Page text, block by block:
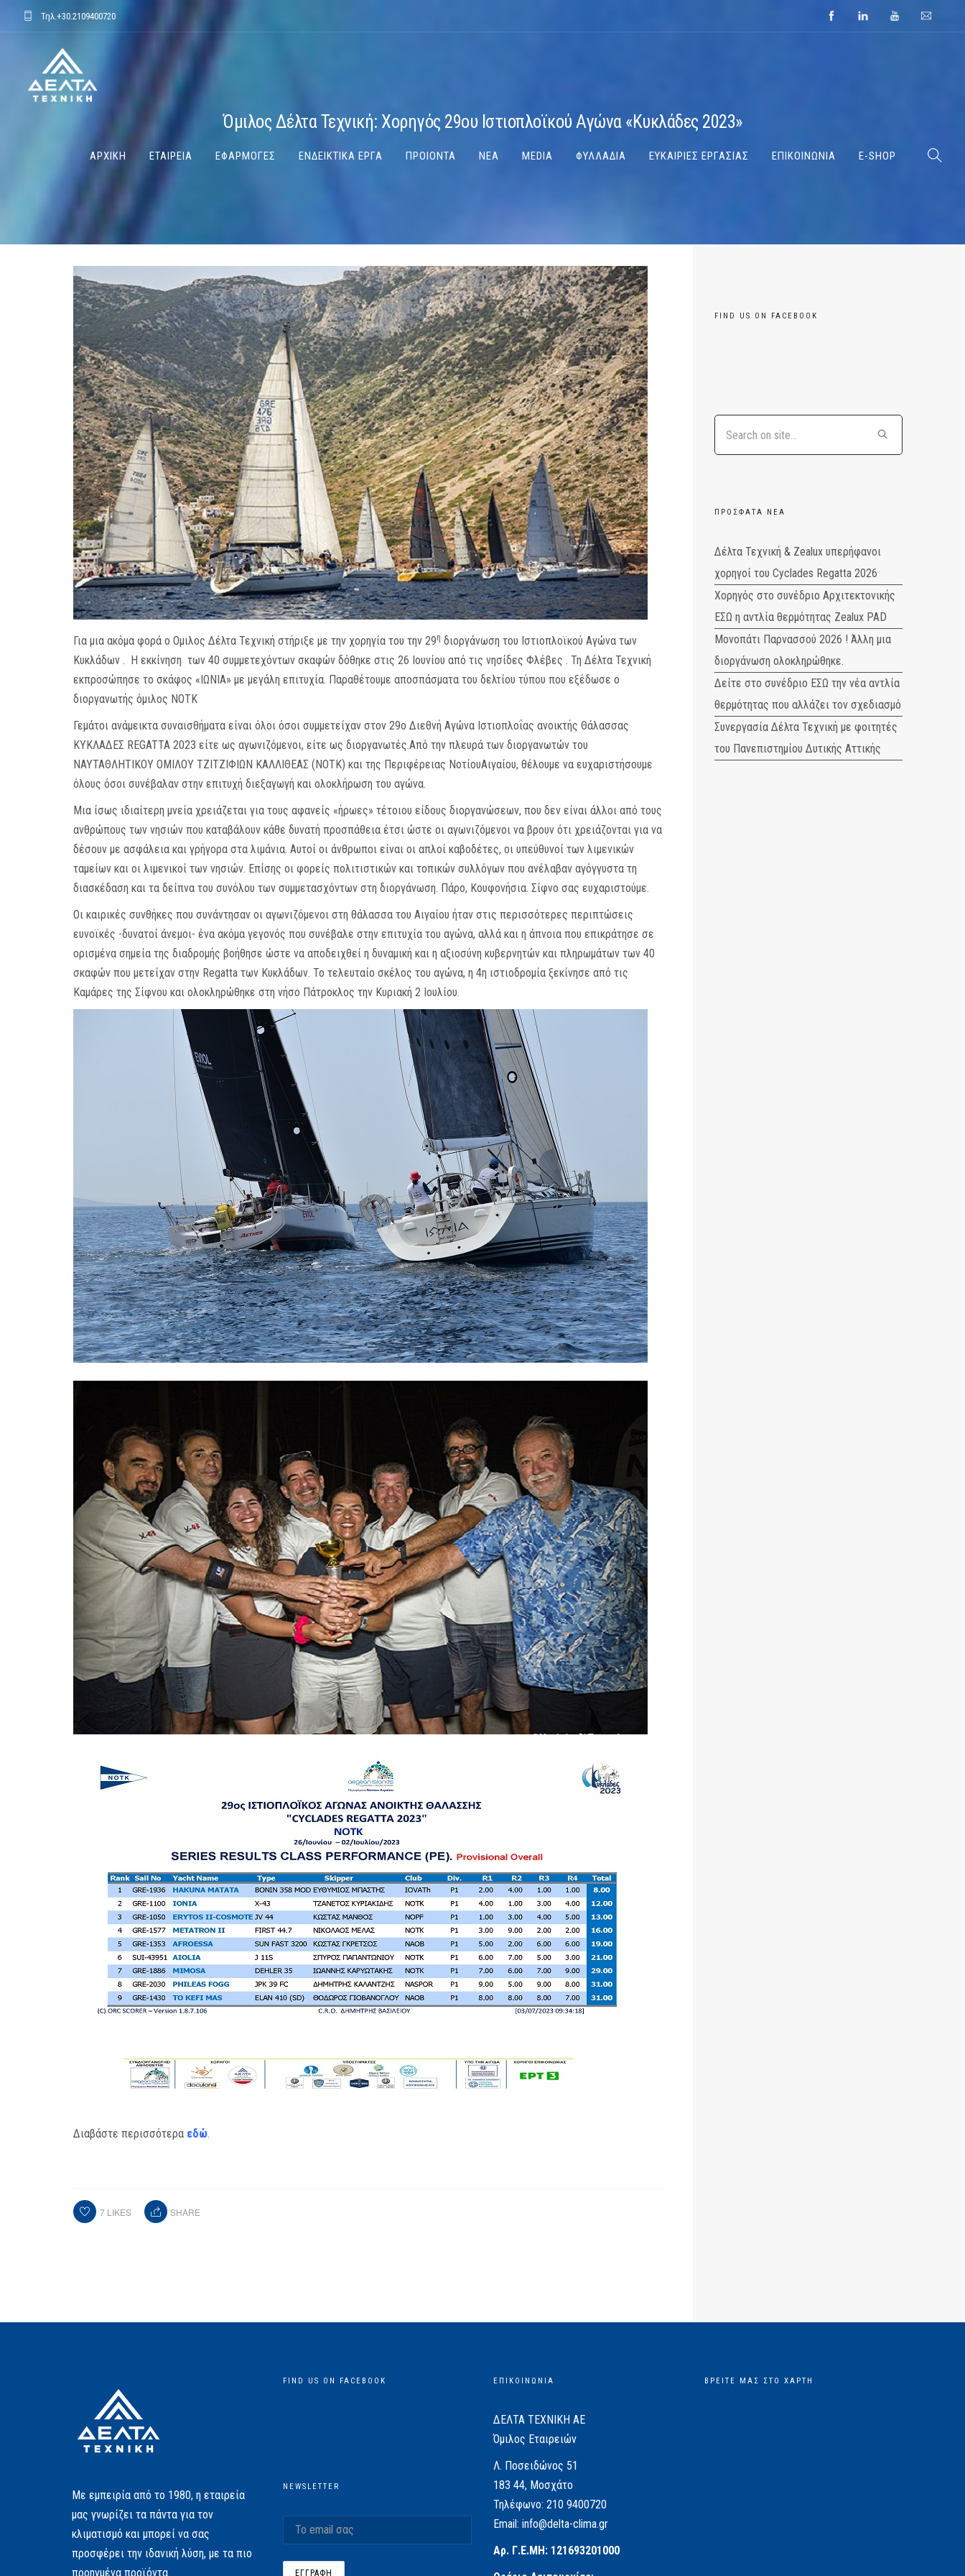
Τηλ.+30.2109400720
ΑΡΧΙΚΗ ΕΤΑΙΡΕΙΑ ΕΦΑΡΜΟΓΕΣ ΕΝΔΕΙΚΤΙΚΑ ΕΡΓΑ ΠΡΟΙΟΝΤΑ ΝΕΑ MEDIA ΦΥΛΛΑΔΙΑ ΕΥΚΑΙΡΙΕΣ ΕΡΓΑΣΙΑΣ ΕΠΙΚΟΙΝΩΝΙΑ E-SHOP
Όμιλος Δέλτα Τεχνική: Χορηγός 29ου Ιστιοπλοϊκού Αγώνα «Κυκλάδες 2023»
Για μια ακόμα φορά ο Ομιλος Δέλτα Τεχνική στήριξε με την χορηγία του την 29η διοργάνωση του Ιστιοπλοϊκού Αγώνα των
Κυκλάδων . Η εκκίνηση των 40 συμμετεχόντων σκαφών δόθηκε στις 26 Ιουνίου από τις νησίδες Φλέβες . Τη Δέλτα Τεχνική
εκπροσώπησε το σκάφος «ΙΩΝΙΑ» με μεγάλη επιτυχία. Παραθέτουμε αποσπάσματα του δελτίου τύπου που εξέδωσε ο
διοργανωτής όμιλος ΝΟΤΚ
Γεμάτοι ανάμεικτα συναισθήματα είναι όλοι όσοι συμμετείχαν στον 29ο Διεθνή Αγώνα Ιστιοπλοΐας ανοικτής Θάλασσας
ΚΥΚΛΑΔΕΣ REGATTA 2023 είτε ως αγωνιζόμενοι, είτε ως διοργανωτές.Από την πλευρά των διοργανωτών του
ΝΑΥΤΑΘΛΗΤΙΚΟΥ ΟΜΙΛΟΥ ΤΖΙΤΖΙΦΙΩΝ ΚΑΛΛΙΘΕΑΣ (ΝΟΤΚ) και της Περιφέρειας ΝοτίουΑιγαίου, θέλουμε να ευχαριστήσουμε
όλους όσοι συνέβαλαν στην επιτυχή διεξαγωγή και ολοκλήρωση του αγώνα.
Μια ίσως ιδιαίτερη μνεία χρειάζεται για τους αφανείς «ήρωες» τέτοιου είδους διοργανώσεων, που δεν είναι άλλοι από τους
ανθρώπους των νησιών που καταβάλουν κάθε δυνατή προσπάθεια έτσι ώστε οι αγωνιζόμενοι να βρουν ότι χρειάζονται για να
δέσουν με ασφάλεια και γρήγορα στα λιμάνια. Αυτοί οι άνθρωποι είναι οι απλοί καβοδέτες, οι υπεύθυνοί των λιμενικών
ταμείων και οι λιμενικοί των νησιών. Επίσης οι φορείς πολιτιστικών και τοπικών συλλόγων που ανέλαβαν αγόγγυστα τη
διασκέδαση και τα δείπνα του συνόλου των συμμετασχόντων στη διοργάνωση. Πάρο, Κουφονήσια. Σίφνο σας ευχαριστούμε.
Οι καιρικές συνθήκες που συνάντησαν οι αγωνιζόμενοι στη θάλασσα του Αιγαίου ήταν στις περισσότερες περιπτώσεις
ευνοϊκές -δυνατοί άνεμοι- ένα ακόμα γεγονός που συνέβαλε στην επιτυχία του αγώνα, αλλά και η άπνοια που επικράτησε σε
ορισμένα σημεία της διαδρομής βοήθησε ώστε να αποδειχθεί η δυναμική και η αξιοσύνη κυβερνητών και πληρωμάτων των 40
σκαφών που μετείχαν στην Regatta των Κυκλάδων. Το τελευταίο σκέλος του αγώνα, η 4η ιστιοδρομία ξεκίνησε από τις
Καμάρες της Σίφνου και ολοκληρώθηκε στη νήσο Πάτροκλος την Κυριακή 2 Ιουλίου.
Διαβάστε περισσότερα εδώ.
7 LIKES SHARE
FIND US ON FACEBOOK
ΠΡΌΣΦΑΤΑ ΝΈΑ
Δέλτα Τεχνική & Zealux υπερήφανοι
χορηγοί του Cyclades Regatta 2026
Χορηγός στο συνέδριο Αρχιτεκτονικής
ΕΣΩ η αντλία θερμότητας Zealux PAD
Μονοπάτι Παρνασσού 2026 ! Άλλη μια
διοργάνωση ολοκληρώθηκε.
Δείτε στο συνέδριο ΕΣΩ την νέα αντλία
θερμότητας που αλλάζει τον σχεδιασμό
Συνεργασία Δέλτα Τεχνική με φοιτητές
του Πανεπιστημίου Δυτικής Αττικής
Με εμπειρία από το 1980, η εταιρεία
μας γνωρίζει τα πάντα για τον
κλιματισμό και μπορεί να σας
προσφέρει την ιδανική λύση, με τα πιο
προηγμένα προϊόντα.
FIND US ON FACEBOOK
NEWSLETTER
ΕΠΙΚΟΙΝΩΝΙΑ
ΔΕΛΤΑ ΤΕΧΝΙΚΗ ΑΕ
Όμιλος Εταιρειών
Λ. Ποσειδώνος 51
183 44, Μοσχάτο
Τηλέφωνο: 210 9400720
Email: info@delta-clima.gr
Αρ. Γ.Ε.ΜΗ: 121693201000
ΒΡΕΊΤΕ ΜΑΣ ΣΤΟ ΧΆΡΤΗ